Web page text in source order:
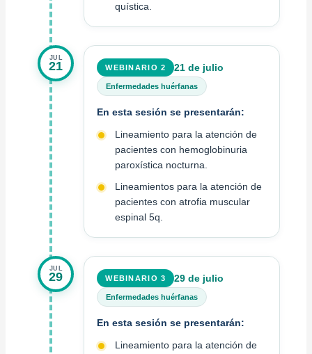
quística.
JUL
21 WEBINARIO 2 21 de julio
Enfermedades huérfanas
En esta sesión se presentarán:
Lineamiento para la atención de
pacientes con hemoglobinuria
paroxística nocturna.
Lineamientos para la atención de
pacientes con atrofia muscular
espinal 5q.
JUL
29 WEBINARIO 3 29 de julio
Enfermedades huérfanas
En esta sesión se presentarán:
Lineamiento para la atención de